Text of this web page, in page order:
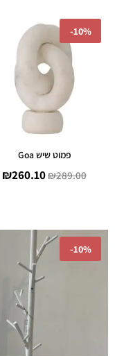
10%
-
פמוט שיש Goa
₪289.00
המקורי
היה:
₪289.00.
₪260.10
10%
-
המחיר
המקורי
היה:
₪580.00.